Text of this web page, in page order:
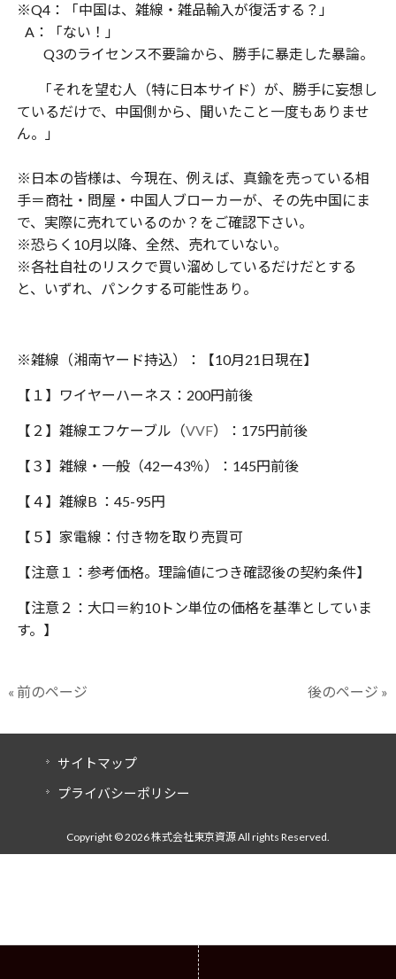
※Q4：「中国は、雑線・雑品輸入が復活する？」
A：「ない！」
Q3のライセンス不要論から、勝手に暴走した暴論。
「それを望む人（特に日本サイド）が、勝手に妄想し
ているだけで、中国側から、聞いたこと一度もありませ
ん。」
※日本の皆様は、今現在、例えば、真鍮を売っている相
手＝商社・問屋・中国人ブローカーが、その先中国にま
で、実際に売れているのか？をご確認下さい。
※恐らく10月以降、全然、売れていない。
※各社自社のリスクで買い溜めしているだけだとする
と、いずれ、パンクする可能性あり。
※雑線（湘南ヤード持込）：【10月21日現在】
【１】ワイヤーハーネス：200円前後
【２】雑線エフケーブル（VVF）：175円前後
【３】雑線・一般（42ー43％）：145円前後
【４】雑線B ：45-95円
【５】家電線：付き物を取り売買可
【注意１：参考価格。理論値につき確認後の契約条件】
【注意２：大口＝約10トン単位の価格を基準としていま
す。】
« 前のページ 後のページ »
サイトマップ
プライバシーポリシー
Copyright © 2026 株式会社東京資源 All rights Reserved.